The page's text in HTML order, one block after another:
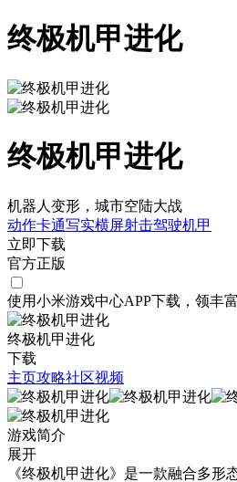
终极机甲进化
终极机甲进化
机器人变形，城市空陆大战
动作卡通写实横屏射击驾驶机甲
立即下载
官方正版
使用小米游戏中心APP下载 ，领丰
终极机甲进化
下载
主页攻略社区视频
游戏简介
展开
《终极机甲进化》是一款融合多形